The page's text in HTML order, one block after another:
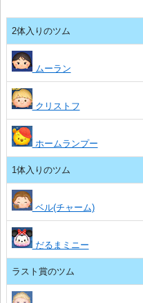
2体入りのツム
ムーラン
クリストフ
ホームランプー
1体入りのツム
ベル(チャーム)
だるまミニー
ラスト賞のツム